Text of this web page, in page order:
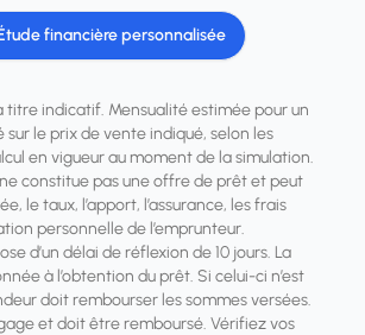
financière personnalisée
indicatif. Mensualité estimée pour un
le prix de vente indiqué, selon les
en vigueur au moment de la simulation.
constitue pas une offre de prêt et peut
le taux, l’apport, l’assurance, les frais
personnelle de l’emprunteur.
d’un délai de réflexion de 10 jours. La
à l’obtention du prêt. Si celui-ci n’est
doit rembourser les sommes versées.
et doit être remboursé. Vérifiez vos